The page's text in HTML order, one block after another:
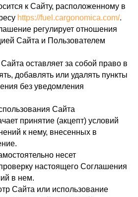
к Сайту, расположенному в
https://fuel.cargonomica.com/.
регулирует отношения
Сайта и Пользователем
оставляет за собой право в
добавлять или удалять пункты
без уведомления
Сайта
принятие (акцепт) условий
к нему, внесенных в
несет
настоящего Соглашения
в нем.
Сайта или использование